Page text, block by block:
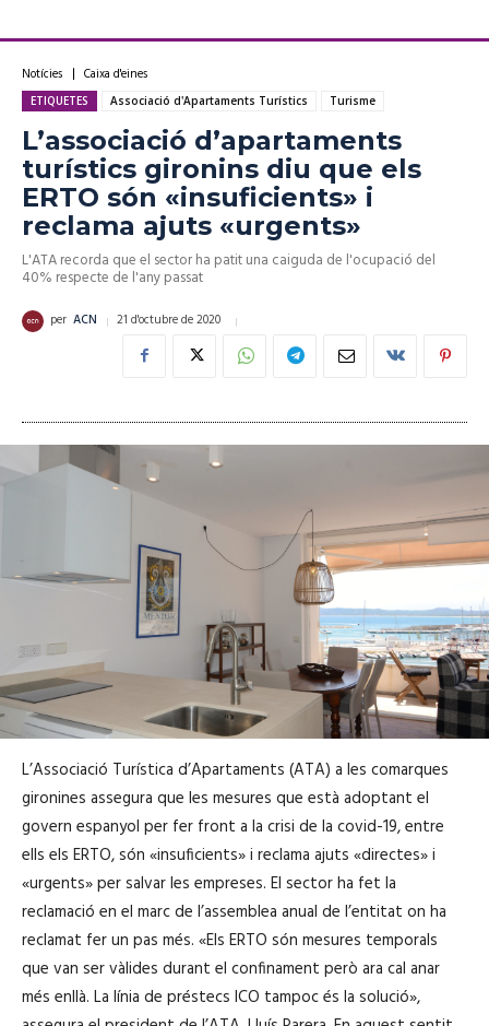
Notícies Caixa d'eines
ETIQUETES Associació d'Apartaments Turístics Turisme
L’associació d’apartaments
turístics gironins diu que els
ERTO són «insuficients» i
reclama ajuts «urgents»
L'ATA recorda que el sector ha patit una caiguda de l'ocupació del
40% respecte de l'any passat
per ACN 21 d'octubre de 2020
L’Associació Turística d’Apartaments (ATA) a les comarques
gironines assegura que les mesures que està adoptant el
govern espanyol per fer front a la crisi de la covid-19, entre
ells els ERTO, són «insuficients» i reclama ajuts «directes» i
«urgents» per salvar les empreses. El sector ha fet la
reclamació en el marc de l’assemblea anual de l’entitat on ha
reclamat fer un pas més. «Els ERTO són mesures temporals
que van ser vàlides durant el confinament però ara cal anar
més enllà. La línia de préstecs ICO tampoc és la solució»,